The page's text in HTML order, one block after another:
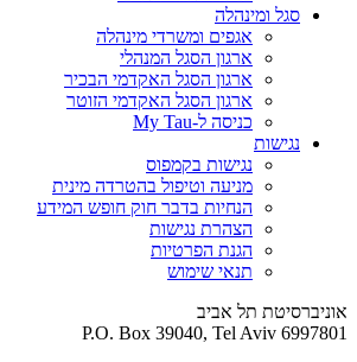
סגל ומינהלה
אגפים ומשרדי מינהלה
ארגון הסגל המנהלי
ארגון הסגל האקדמי הבכיר
ארגון הסגל האקדמי הזוטר
כניסה ל-My Tau
נגישות
נגישות בקמפוס
מניעה וטיפול בהטרדה מינית
הנחיות בדבר חוק חופש המידע
הצהרת נגישות
הגנת הפרטיות
תנאי שימוש
אוניברסיטת תל אביב
P.O. Box 39040, Tel Aviv 6997801